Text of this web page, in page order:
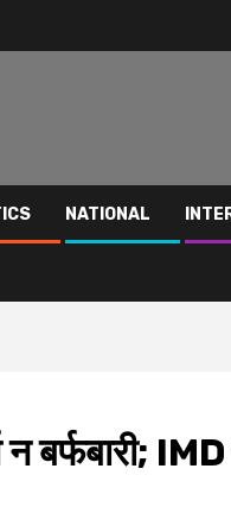
NATIONAL
न बर्फबारी;